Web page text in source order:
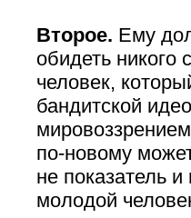
Второе. Ему
обидеть никого
человек,
бандитской
по-новому
не показатель
молодой